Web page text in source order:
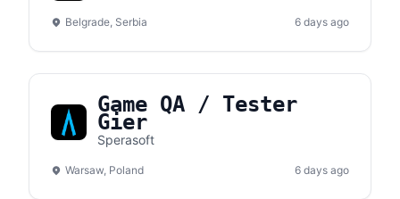
Belgrade, Serbia 6 days ago
Game QA / Tester
Gier
Sperasoft
Warsaw, Poland 6 days ago